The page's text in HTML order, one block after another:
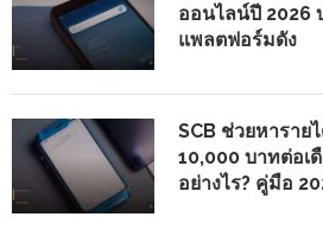
ออนไลน์ปี 2026
แพลตฟอร์มดัง
SCB ช่วยหาราย
10,000 บาทต่อเ
อย่างไร? คู่มือ